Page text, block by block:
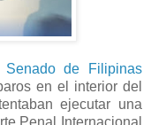
Senado de Filipinas
en el interior del
ejecutar una